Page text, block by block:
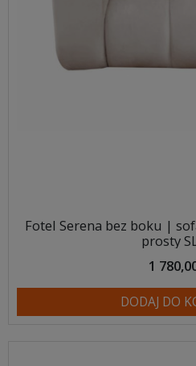
Fotel Serena bez boku |
prosty
1
DODAJ DO